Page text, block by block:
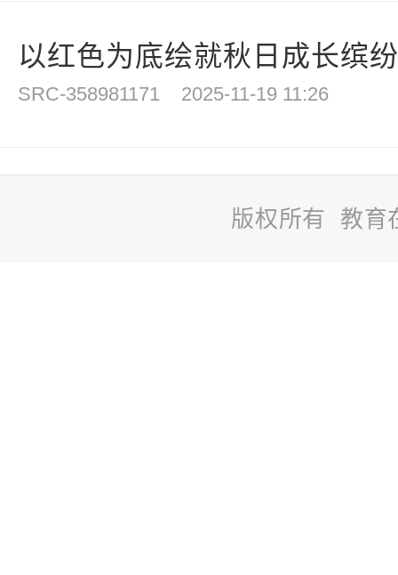
以红色为底绘就秋日成长缤
SRC-358981171 2025-11-19 11:26
版权所有 教育